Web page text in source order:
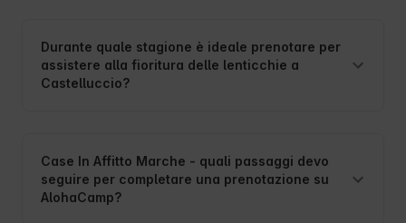
Durante quale stagione è ideale prenotare per
assistere alla fioritura delle lenticchie a
Castelluccio?
Case In Affitto Marche - quali passaggi devo
seguire per completare una prenotazione su
AlohaCamp?